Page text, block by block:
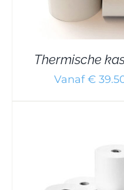
Thermische
Vanaf €